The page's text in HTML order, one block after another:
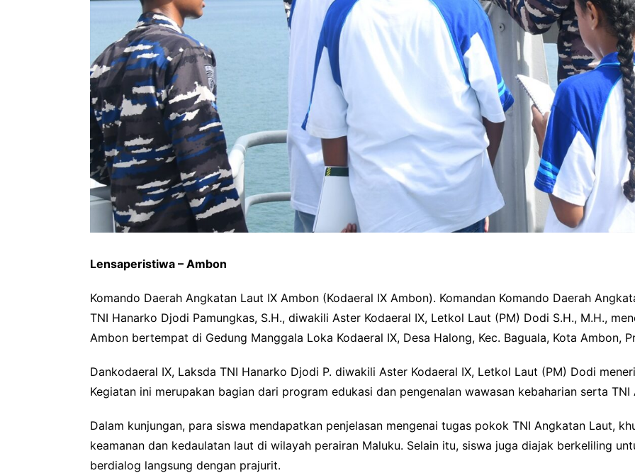
Lensaperistiwa – Ambon
Komando Daerah Angkatan Laut IX Ambon (Kodaeral IX Ambon). Komandan Komando Daerah
TNI Hanarko Djodi Pamungkas, S.H., diwakili Aster Kodaeral IX, Letkol Laut (PM) Dodi S.H., M.H.,
Ambon bertempat di Gedung Manggala Loka Kodaeral IX, Desa Halong, Kec. Baguala, Kota Ambon,
Dankodaeral IX, Laksda TNI Hanarko Djodi P. diwakili Aster Kodaeral IX, Letkol Laut (PM) Dodi
Kegiatan ini merupakan bagian dari program edukasi dan pengenalan wawasan kebaharian serta
Dalam kunjungan, para siswa mendapatkan penjelasan mengenai tugas pokok TNI Angkatan Laut,
keamanan dan kedaulatan laut di wilayah perairan Maluku. Selain itu, siswa juga diajak berkeliling
berdialog langsung dengan prajurit.